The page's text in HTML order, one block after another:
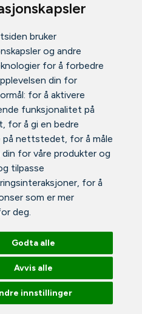
bruker
og andre
for å forbedre
din for
for å aktivere
funksjonalitet på
, for å gi en bedre
på nettstedet, for å måle
for våre produkter og
tilpasse
, for å
som er mer
deg.
Godta alle
Avvis alle
innstillinger